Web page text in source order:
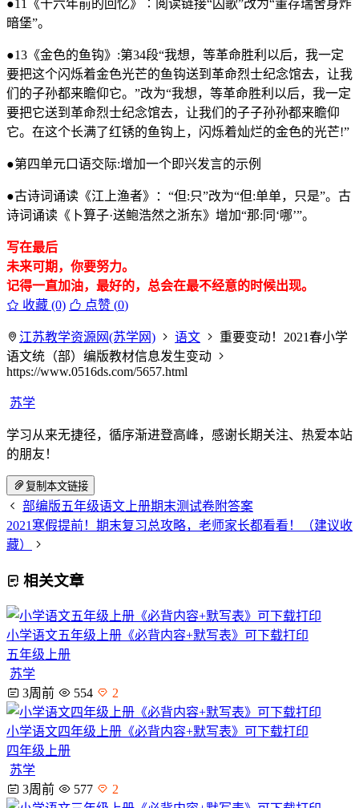
●11《十六年前的回忆》∶阅读链接“囚歌”改为“董存瑞舍身炸
暗堡”。
●13《金色的鱼钩》:第34段“我想，等革命胜利以后，我一定
要把这个闪烁着金色光芒的鱼钩送到革命烈士纪念馆去，让我
们的子孙都来瞻仰它。”改为“我想，等革命胜利以后，我一定
要把它送到革命烈士纪念馆去，让我们的子子孙孙都来瞻仰
它。在这个长满了红锈的鱼钩上，闪烁着灿烂的金色的光芒!”
●第四单元口语交际:增加一个即兴发言的示例
●古诗词诵读《江上渔者》：“但:只”改为“但:单单，只是”。古
诗词诵读《卜算子·送鲍浩然之浙东》增加“那:同‘哪’”。
写在最后
未来可期，你要努力。
记得一直加油，最好的，总会在最不经意的时候出现。
收藏 (0)
点赞 (0)
江苏教学资源网(苏学网) 语文
重要变动！2021春小学
语文统（部）编版教材信息发生变动
https://www.0516ds.com/5657.html
苏学
学习从来无捷径，循序渐进登高峰，感谢长期关注、热爱本站
的朋友！
复制本文链接
部编版五年级语文上册期末测试卷附答案
2021寒假提前！期末复习总攻略，老师家长都看看！（建议收
藏）
相关文章
小学语文五年级上册《必背内容+默写表》可下载打印
五年级上册
苏学
3周前
554 2
小学语文四年级上册《必背内容+默写表》可下载打印
四年级上册
苏学
3周前
577 2